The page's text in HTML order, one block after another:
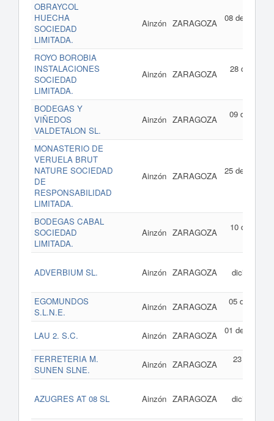
OBRAYCOL
HUECHA
SOCIEDAD
LIMITADA.
Ainzón ZARAGOZA
08 de enero
ROYO BOROBIA
INSTALACIONES
SOCIEDAD
LIMITADA.
Ainzón ZARAGOZA
28 de julio
BODEGAS Y
VIÑEDOS
VALDETALON SL.
Ainzón ZARAGOZA
09 de abril
MONASTERIO DE
VERUELA BRUT
NATURE SOCIEDAD
DE
RESPONSABILIDAD
LIMITADA.
Ainzón ZARAGOZA
25 de enero
BODEGAS CABAL
SOCIEDAD
LIMITADA.
Ainzón ZARAGOZA
10 de julio
ADVERBIUM SL. Ainzón ZARAGOZA
diciembre
EGOMUNDOS
S.L.N.E.
Ainzón ZARAGOZA
05 de
LAU 2. S.C.
Ainzón ZARAGOZA
01 de enero
FERRETERIA M.
SUNEN SLNE.
Ainzón ZARAGOZA
23 de
AZUGRES AT 08 SL Ainzón ZARAGOZA
diciembre